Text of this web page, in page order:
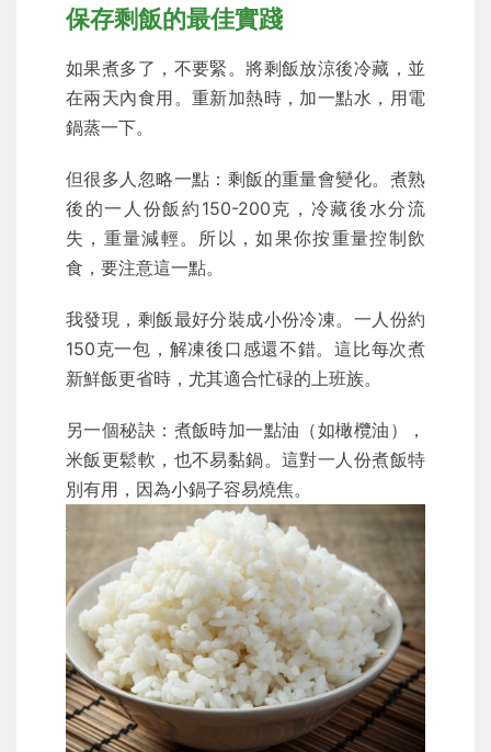
保存剩飯的最佳實踐
如果煮多了，不要緊。將剩飯放涼後冷藏，並
在兩天內食用。重新加熱時，加一點水，用電
鍋蒸一下。
但很多人忽略一點：剩飯的重量會變化。煮熟
後的一人份飯約150-200克，冷藏後水分流
失，重量減輕。所以，如果你按重量控制飲
食，要注意這一點。
我發現，剩飯最好分裝成小份冷凍。一人份約
150克一包，解凍後口感還不錯。這比每次煮
新鮮飯更省時，尤其適合忙碌的上班族。
另一個秘訣：煮飯時加一點油（如橄欖油），
米飯更鬆軟，也不易黏鍋。這對一人份煮飯特
別有用，因為小鍋子容易燒焦。